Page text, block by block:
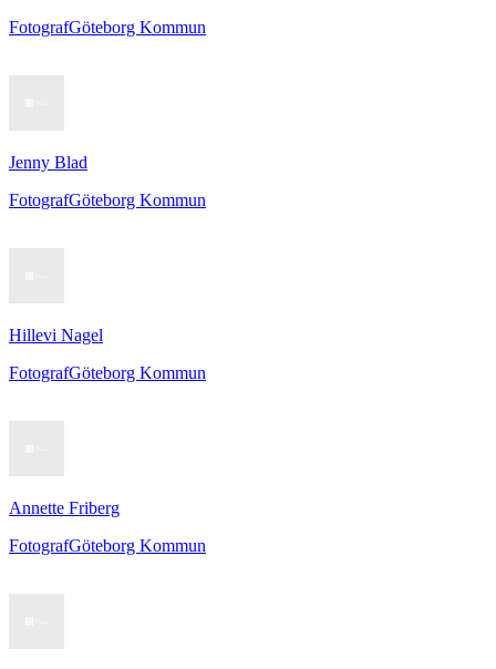
FotografGöteborg Kommun
Jenny Blad
FotografGöteborg Kommun
Hillevi Nagel
FotografGöteborg Kommun
Annette Friberg
FotografGöteborg Kommun